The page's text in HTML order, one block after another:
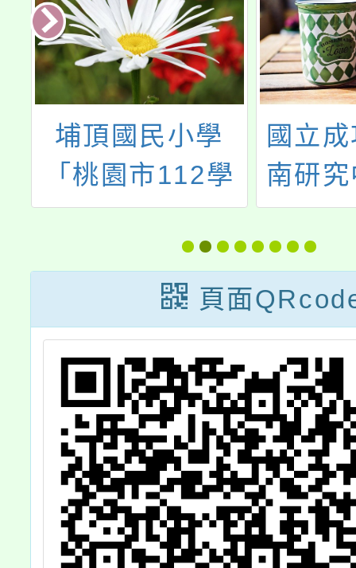
埔頂國民小學
「桃園市112學
年度海洋教育種
子教師實作學習
活動」
國立
南研
「
際越
頁面